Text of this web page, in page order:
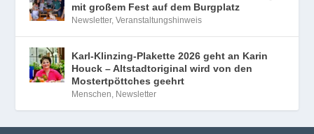
mit großem Fest auf dem Burgplatz
Newsletter,Veranstaltungshinweis
Karl-Klinzing-Plakette 2026 geht an Karin
Houck – Altstadtoriginal wird von den
Mostertpöttches geehrt
Menschen Newsletter